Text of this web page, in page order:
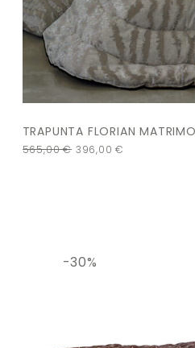
TRAPUNTA FLORIAN
565,00€ 396,00€
-30%